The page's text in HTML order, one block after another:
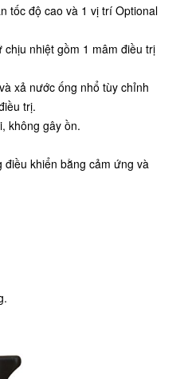
tốc độ cao và 1 vị trí Optional
nhiệt gồm 1 mâm điều trị
xả nước ống nhổ tùy chỉnh
trị.
không gây ồn.
khiển bằng cảm ứng và